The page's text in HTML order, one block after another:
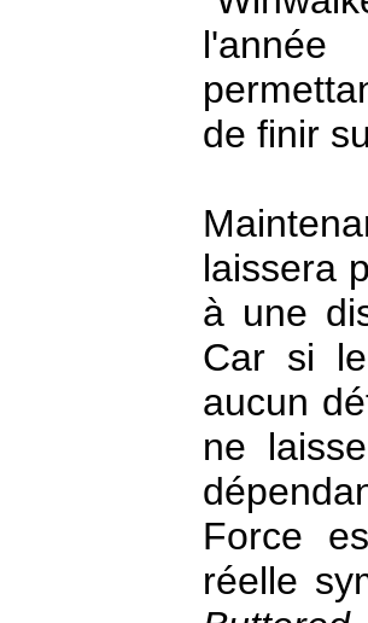
de finir
laissera
à une
Car si
aucun
ne
Force
réelle